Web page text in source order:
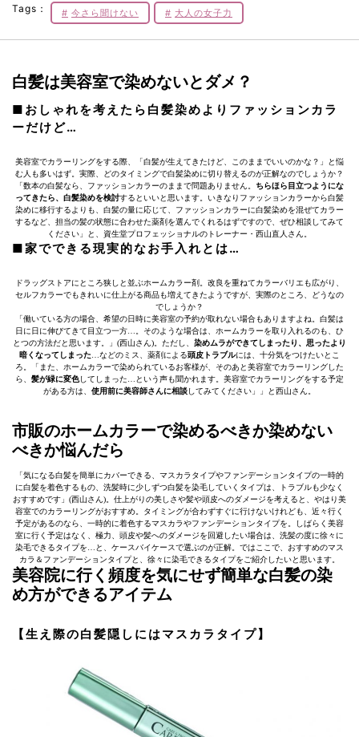
Tags： 今さら聞けない 大人の女子力
白髪は美容室で染めないとダメ？
■おしゃれを考えたら白髪染めよりファッションカラ
ーだけど…
美容室でカラーリングをする際、「白髪が生えてきたけど、このままでいいのかな？」と悩
む人も多いはず。実際、どのタイミングで白髪染めに切り替えるのが正解なのでしょうか？
「数本の白髪なら、ファッションカラーのままで問題ありません。 ちらほら目立つようにな
ってきたら、白髪染めを検討するといいと思います。いきなりファッションカラーから白髪
染めに移行するよりも、白髪の量に応じて、ファッションカラーに白髪染めを混ぜてカラー
するなど、担当の髪の状態に合わせた薬剤を選んでくれるはずですので、ぜひ相談してみて
ください」と、資生堂プロフェッショナルのトレーナー・西山直人さん。
■家でできる現実的なお手入れとは…
ドラッグストアにところ狭しと並ぶホームカラー剤。改良を重ねてカラーバリエも広がり、
セルフカラーでもきれいに仕上がる商品も増えてきたようですが、実際のところ、どうなの
でしょうか？
「働いている方の場合、希望の日時に美容室の予約が取れない場合もありますよね。白髪は
日に日に伸びてきて目立つ一方…。そのような場合は、ホームカラーを取り入れるのも、ひ
とつの方法だと思います。」(西山さん)。ただし、 染めムラができてしまったり、思ったより
暗くなってしまった …などのミス、薬剤による頭皮トラブルには、十分気をつけたいとこ
ろ。「また、ホームカラーで染められているお客様が、そのあと美容室でカラーリングした
ら、 髪が緑に変色してしまった…という声も聞かれます。美容室でカラーリングをする予定
がある方は、 使用前に美容師さんに相談してみてください」」と西山さん。
市販のホームカラーで染めるべきか染めない
べきか悩んだら
「気になる白髪を簡単にカバーできる、マスカラタイプやファンデーションタイプの一時的
に白髪を着色するもの、洗髪時に少しずつ白髪を染毛していくタイプは、トラブルも少なく
おすすめです」(西山さん)。仕上がりの美しさや髪や頭皮へのダメージを考えると、やはり美
容室でのカラーリングがおすすめ。タイミングが合わずすぐに行けないけれども、近々行く
予定があるのなら、一時的に着色するマスカラやファンデーションタイプを。しばらく美容
室に行く予定はなく、極力、頭皮や髪へのダメージを回避したい場合は、洗髪の度に徐々に
染毛できるタイプを…と、ケースバイケースで選ぶのが正解。ではここで、おすすめのマス
カラ＆ファンデーションタイプと、徐々に染毛できるタイプをご紹介したいと思います。
美容院に行く頻度を気にせず簡単な白髪の染
め方ができるアイテム
【生え際の白髪隠しにはマスカラタイプ】